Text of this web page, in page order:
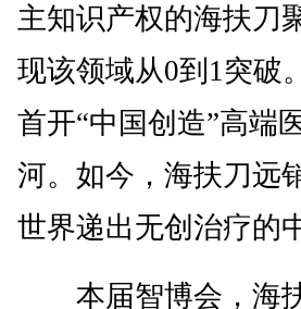
主知识产权的海扶刀
现该领域从0到1突破
首开“中国创造”高端
河。如今，海扶刀远
世界递出无创治疗的
本届智博会，海扶